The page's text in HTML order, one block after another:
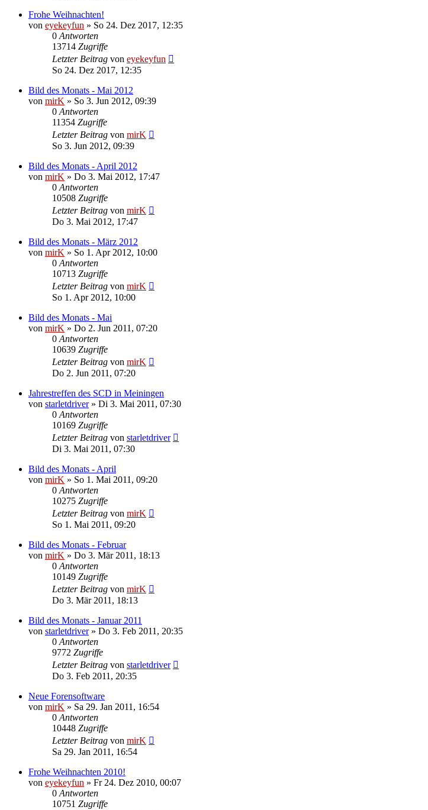
Frohe Weihnachten!
von eyekeyfun » So 24. Dez 2017, 12:35
0 Antworten
13714 Zugriffe
Letzter Beitrag von eyekeyfun
So 24. Dez 2017, 12:35
Bild des Monats - Mai 2012
von mirK » So 3. Jun 2012, 09:39
0 Antworten
11354 Zugriffe
Letzter Beitrag von mirK
So 3. Jun 2012, 09:39
Bild des Monats - April 2012
von mirK » Do 3. Mai 2012, 17:47
0 Antworten
10508 Zugriffe
Letzter Beitrag von mirK
Do 3. Mai 2012, 17:47
Bild des Monats - März 2012
von mirK » So 1. Apr 2012, 10:00
0 Antworten
10713 Zugriffe
Letzter Beitrag von mirK
So 1. Apr 2012, 10:00
Bild des Monats - Mai
von mirK » Do 2. Jun 2011, 07:20
0 Antworten
10639 Zugriffe
Letzter Beitrag von mirK
Do 2. Jun 2011, 07:20
Jahrestreffen des SCD in Meiningen
von starletdriver» Di 3. Mai 2011, 07:30
0 Antworten
10169 Zugriffe
Letzter Beitrag von starletdriver
Di 3. Mai 2011, 07:30
Bild des Monats - April
von mirK » So 1. Mai 2011, 09:20
0 Antworten
10275 Zugriffe
Letzter Beitrag von mirK
So 1. Mai 2011, 09:20
Bild des Monats - Februar
von mirK » Do 3. Mär 2011, 18:13
0 Antworten
10149 Zugriffe
Letzter Beitrag von mirK
Do 3. Mär 2011, 18:13
Bild des Monats - Januar 2011
von starletdriver» Do 3. Feb 2011, 20:35
0 Antworten
9772 Zugriffe
Letzter Beitrag von starletdriver
Do 3. Feb 2011, 20:35
Neue Forensoftware
von mirK » Sa 29. Jan 2011, 16:54
0 Antworten
10448 Zugriffe
Letzter Beitrag von mirK
Sa 29. Jan 2011, 16:54
Frohe Weihnachten 2010!
von eyekeyfun » Fr 24. Dez 2010, 00:07
0 Antworten
10751 Zugriffe